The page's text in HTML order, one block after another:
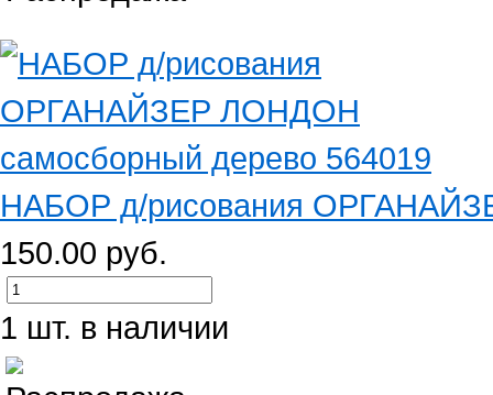
НАБОР д/рисования
150.00 руб.
1 шт. в наличии